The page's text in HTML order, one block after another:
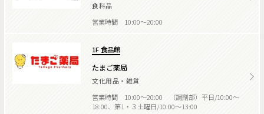
食料品
営業時間 10:00～20:00
1F 食品館
たまご薬局
文化用品・雑貨
営業時間 10:00～20:00 （調剤部）平日/10:00～
18:00、第1・３土曜日/10:00～13:00